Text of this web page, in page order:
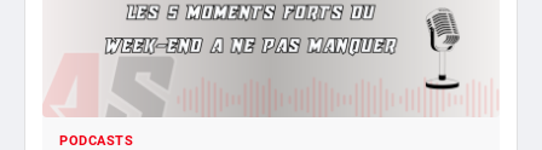
PODCASTS